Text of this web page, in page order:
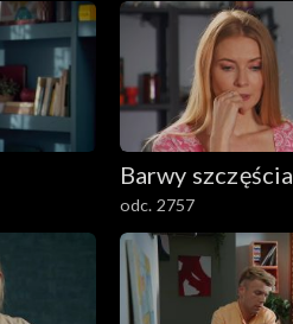
Barwy szczęścia
odc. 2757